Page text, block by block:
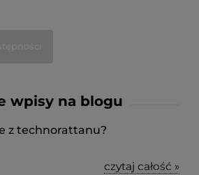
wpisy na blogu
z technorattanu?
czytaj całość »